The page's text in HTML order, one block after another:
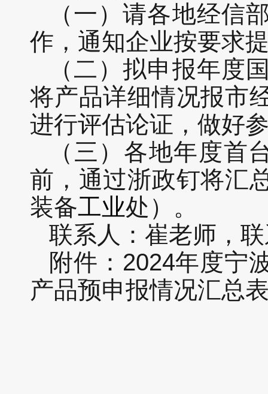
（一）请各地经信
作，通知企业按要求
（二）拟申报年度
将产品详细情况报市
进行评估论证，做好
（三）各地年度首
前，通过浙政钉将汇
装备工业处）。
联系人：崔老师，
附件：2024年度宁
产品预申报情况汇总